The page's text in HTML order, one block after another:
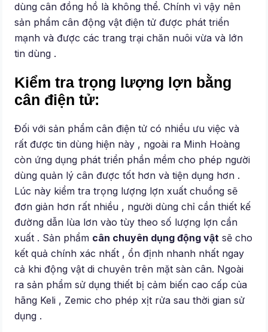
dùng cân đồng hồ là không thể. Chính vì vậy nên
sản phẩm cân động vật điện tử được phát triển
mạnh và được các trang trại chăn nuôi vừa và lớn
tin dùng .
Kiểm tra trọng lượng lợn bằng
cân điện tử:
Đối với sản phẩm cân điện tử có nhiều ưu việc và
rất được tin dùng hiện này , ngoài ra Minh Hoàng
còn ứng dụng phát triển phần mềm cho phép người
dùng quản lý cân được tốt hơn và tiện dụng hơn .
Lúc này kiểm tra trọng lượng lợn xuất chuồng sẽ
đơn giản hơn rất nhiều , người dùng chỉ cần thiết kế
đường dẫn lùa lơn vào tùy theo số lượng lợn cần
xuất . Sản phẩm cân chuyên dụng động vật sẽ cho
kết quả chính xác nhất , ổn định nhanh nhất ngay
cả khi động vật di chuyên trên mặt sàn cân. Ngoài
ra sản phẩm sử dụng thiết bị cảm biến cao cấp của
hãng Keli , Zemic cho phép xịt rửa sau thời gian sử
dụng .